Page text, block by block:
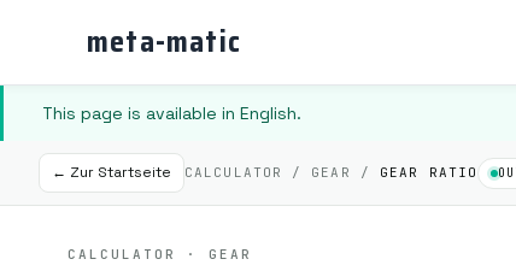
meta-matic
This page is available in English.
← Zur Startseite CALCULATOR / GEAR / GEAR RATIO
CALCULATOR · GEAR